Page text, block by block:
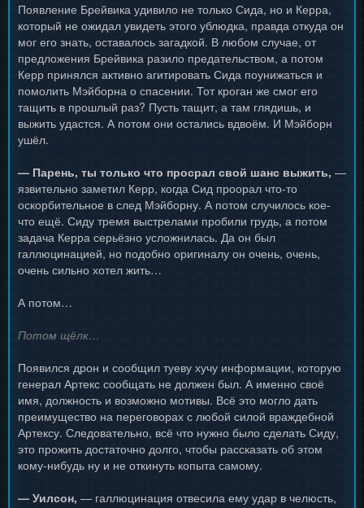
Появление Брейвика удивило не только Сида, но и Керра,
который не ожидал увидеть этого ублюдка, правда откуда он
мог его знать, оставалось загадкой. В любом случае, от
предложения Брейвика разило предательством, а потом
Керр принялся активно агитировать Сида поунижаться и
помолить Мэйборна о спасении. Тот кроган же смог его
тащить в прошлый раз? Пусть тащит, а там глядишь, и
выжить удастся. А потом они остались вдвоём. И Мэйборн
ушёл.
— Парень, ты только что просрал свой шанс выжить, —
язвительно заметил Керр, когда Сид проорал что-то
оскорбительное в след Мэйборну. А потом случилось кое-
что ещё. Сиду тремя выстрелами пробили грудь, а потом
задача Керра серьёзно усложнилась. Да он был
галлюцинацией, но подобно оригиналу он очень, очень,
очень сильно хотел жить…
А потом…
Потом щёлк…
Появился дрон и сообщил туеву хучу информации, которую
генерал Артекс сообщать не должен был. А именно своё
имя, должность и возможно мотивы. Всё это могло дать
преимущество на переговорах с любой силой враждебной
Артексу. Следовательно, всё что нужно было сделать Сиду,
это прожить достаточно долго, чтобы рассказать об этом
кому-нибудь ну и не откинуть копыта самому.
— Уилсон, — галлюцинация отвесила ему удар в челюсть,